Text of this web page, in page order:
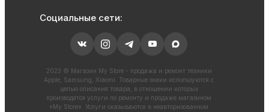
Социальные сети:
2023 © Магазин My Store - продажа и ремонт техники
Apple, Samsung, Xiaomi. Товарные знаки используются с
целью описания товара, в отношении которых
производятся услуги по ремонту и продаже магазином
«My Store». Услуги оказываются в неавторизованном